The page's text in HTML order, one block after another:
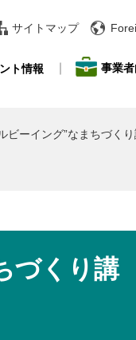
サイトマップ
ト情報 事業
ビーイング”なまちづく
づくり講